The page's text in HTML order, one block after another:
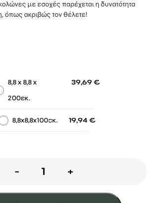
με εσοχές παρέχεται η δυνατότητα
όπως ακριβώς τον θέλετε!
8,8 x 8,8 x
200εκ.
39,69€
8,8x8,8x100εκ.
- 19,94€
-
Κολώνα+